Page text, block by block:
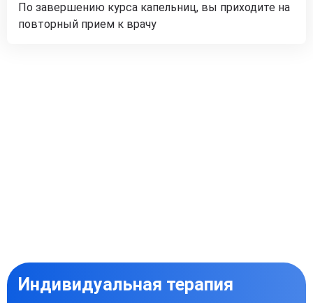
По завершению курса капельниц, вы приходите на
повторный прием к врачу
Индивидуальная терапия